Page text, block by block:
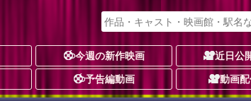
今週の新作映画 近日公
予告編動画 動画